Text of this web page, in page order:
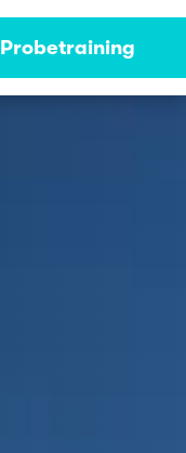
Probetraining